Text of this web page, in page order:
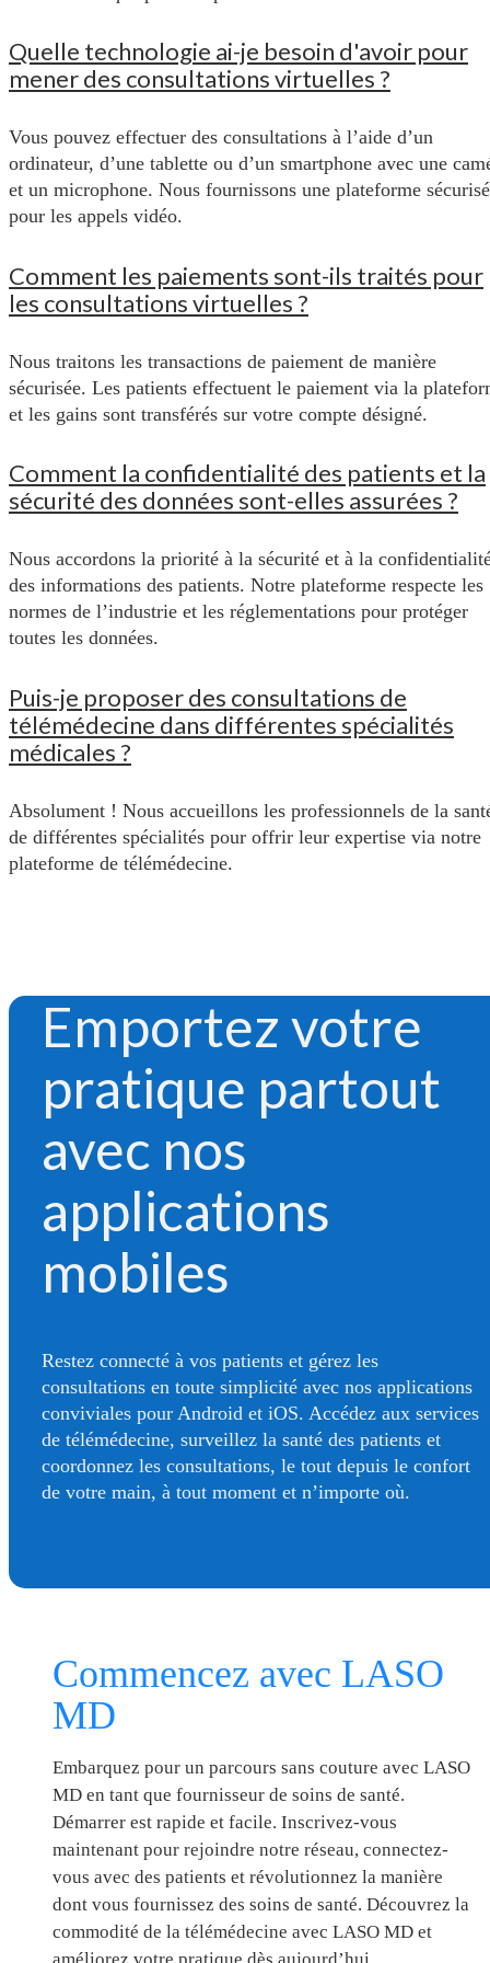
Quelle technologie ai-je besoin d'avoir pour
mener des consultations virtuelles ?
Vous pouvez effectuer des consultations à l’aide d’un
ordinateur, d’une tablette ou d’un smartphone avec une
et un microphone. Nous fournissons une plateforme
pour les appels vidéo.
Comment les paiements sont-ils traités pour
les consultations virtuelles ?
Nous traitons les transactions de paiement de manière
sécurisée. Les patients effectuent le paiement via la
et les gains sont transférés sur votre compte désigné.
Comment la confidentialité des patients et la
sécurité des données sont-elles assurées ?
Nous accordons la priorité à la sécurité et à la
des informations des patients. Notre plateforme respecte les
normes de l’industrie et les réglementations pour protéger
toutes les données.
Puis-je proposer des consultations de
télémédecine dans différentes spécialités
médicales ?
Absolument ! Nous accueillons les professionnels de la
de différentes spécialités pour offrir leur expertise via notre
plateforme de télémédecine.
Emportez votre
pratique partout
avec nos
applications
mobiles
Restez connecté à vos patients et gérez les
consultations en toute simplicité avec nos applications
conviviales pour Android et iOS. Accédez aux services
de télémédecine, surveillez la santé des patients et
coordonnez les consultations, le tout depuis le confort
de votre main, à tout moment et n’importe où.
Commencez avec LASO
MD
Embarquez pour un parcours sans couture avec LASO
MD en tant que fournisseur de soins de santé.
Démarrer est rapide et facile. Inscrivez-vous
maintenant pour rejoindre notre réseau, connectez-
vous avec des patients et révolutionnez la manière
dont vous fournissez des soins de santé. Découvrez la
commodité de la télémédecine avec LASO MD et